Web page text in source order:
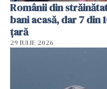
Românii din
bani acasă, dar 7 din
țară
29 IULIE 2026